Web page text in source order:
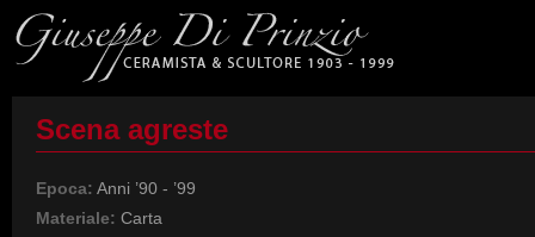
Scena agreste
Epoca: Anni ’90 - ’99
Materiale: Carta